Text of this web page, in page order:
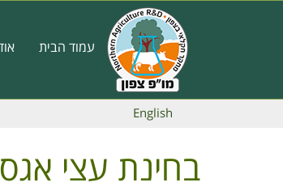
Main
navigation
עמוד הבית
English
בחינת עצי אגס